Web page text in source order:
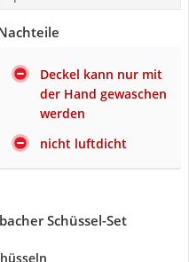
Deckel kann nur mit
der Hand gewaschen
werden
nicht luftdicht
Schüssel-Set